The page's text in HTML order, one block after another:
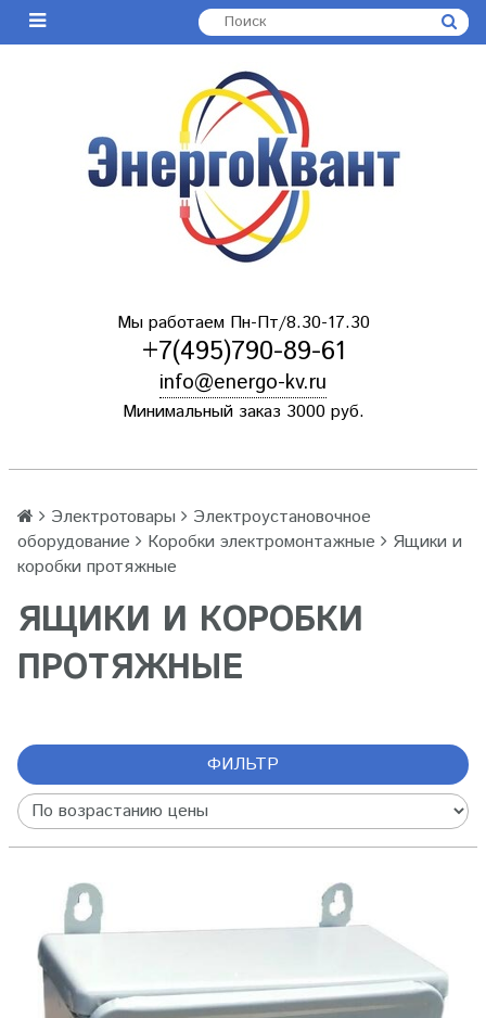
Мы работаем Пн-Пт/8.30-17.30
+7(495)790-89-61
info@energo-kv.ru
Минимальный заказ 3000 руб.
Электротовары
Электроустановочное
оборудование
Коробки электромонтажные
Ящики и
коробки протяжные
ЯЩИКИ И КОРОБКИ
ПРОТЯЖНЫЕ
ФИЛЬТР